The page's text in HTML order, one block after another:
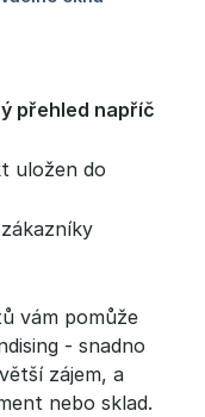
přehled napříč
uložen do
vám pomůže
- snadno
zájem, a
nebo sklad.